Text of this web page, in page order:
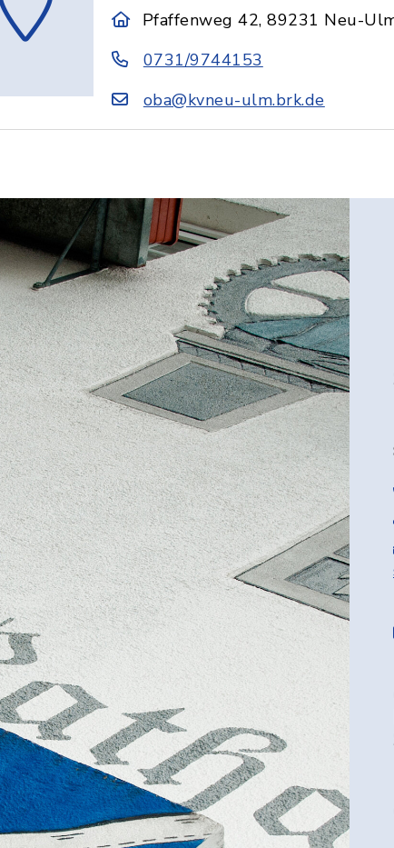
Pfaffenweg 42, 89231 Neu-
0731/9744153
oba@kvneu-ulm.brk.de